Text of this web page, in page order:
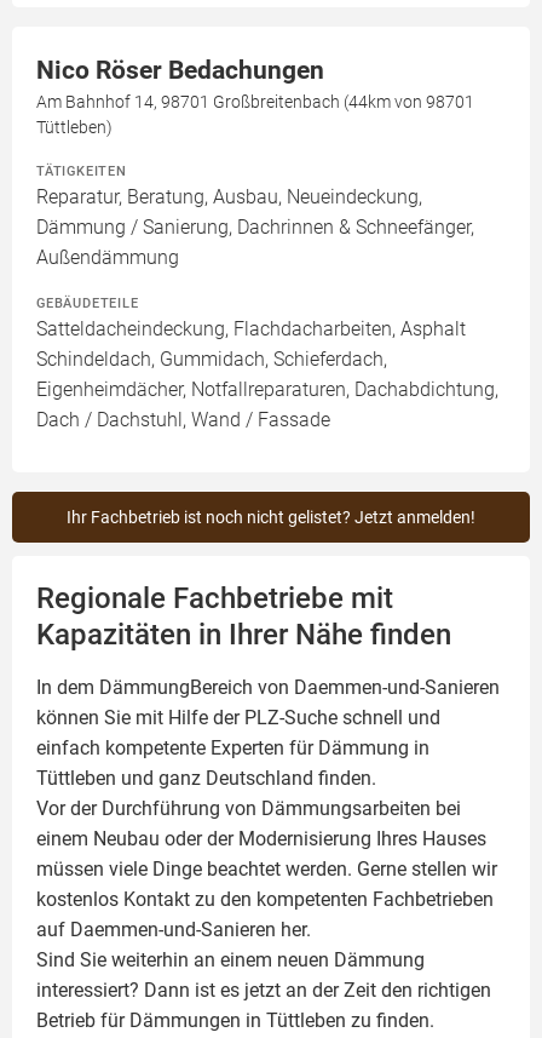
Nico Röser Bedachungen
Am Bahnhof 14, 98701 Großbreitenbach (44km von 98701
Tüttleben)
TÄTIGKEITEN
Reparatur, Beratung, Ausbau, Neueindeckung,
Dämmung / Sanierung, Dachrinnen & Schneefänger,
Außendämmung
GEBÄUDETEILE
Satteldacheindeckung, Flachdacharbeiten, Asphalt
Schindeldach, Gummidach, Schieferdach,
Eigenheimdächer, Notfallreparaturen, Dachabdichtung,
Dach / Dachstuhl, Wand / Fassade
Ihr Fachbetrieb ist noch nicht gelistet? Jetzt anmelden!
Regionale Fachbetriebe mit
Kapazitäten in Ihrer Nähe finden
In dem DämmungBereich von Daemmen-und-Sanieren
können Sie mit Hilfe der PLZ-Suche schnell und
einfach kompetente Experten für Dämmung in
Tüttleben und ganz Deutschland finden.
Vor der Durchführung von Dämmungsarbeiten bei
einem Neubau oder der Modernisierung Ihres Hauses
müssen viele Dinge beachtet werden. Gerne stellen wir
kostenlos Kontakt zu den kompetenten Fachbetrieben
auf Daemmen-und-Sanieren her.
Sind Sie weiterhin an einem neuen Dämmung
interessiert? Dann ist es jetzt an der Zeit den richtigen
Betrieb für Dämmungen in Tüttleben zu finden.